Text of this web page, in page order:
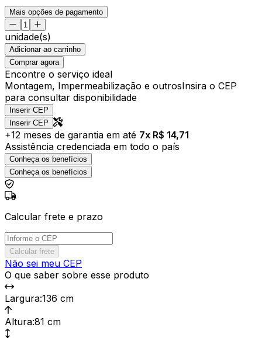
Mais opções de pagamento
unidade(s)
Adicionar ao carrinho
Comprar agora
Encontre o serviço ideal
Montagem, Impermeabilização e outrosInsira o CEP
para consultar disponibilidade
Inserir CEP
Inserir CEP
+12 meses de garantia em até 7x R$ 14,71
Assistência credenciada em todo o país
Conheça os benefícios
Conheça os benefícios
Calcular frete e prazo
Calcular frete
Não sei meu CEP
O que saber sobre esse produto
Largura:136 cm
Altura:81 cm